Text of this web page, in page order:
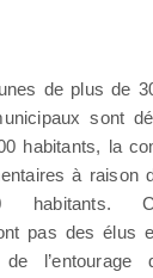
de plus de
sont
habitants, la
à raison
habitants.
pas des élus
l’entourage